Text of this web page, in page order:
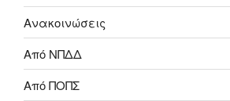
Ανακοινώσεις
Από ΝΠΔΔ
Από ΠΟΠΣ